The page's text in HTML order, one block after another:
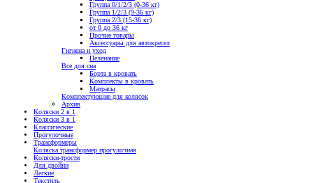
Группа 0/1/2/3 (0-36 кг)
Группа 1/2/3 (9-36 кг)
Группа 2/3 (15-36 кг)
от 0 до 36 кг
Прочие товары
Аксессуары для автокресел
Гигиена и уход
Пеленание
Все для сна
Борта в кровать
Комплекты в кровать
Матрасы
Комплектующие для колясок
Архив
Коляски 2 в 1
Коляски 3 в 1
Классические
Прогулочные
Трансформеры
Коляска трансформер прогулочная
Коляски-трости
Для двойни
Легкие
Текстиль